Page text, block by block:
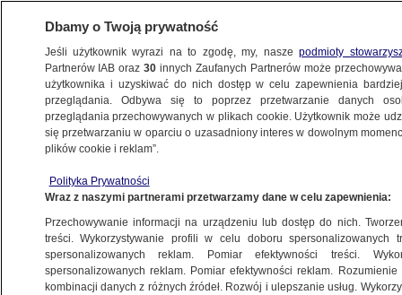
WARSZAWA
TARGÓWEK
z zarzutem usiłowania zabójstwa
Oprac.Dariusz Gałązka
8.05.2026, 11:48
Dbamy o Twoją prywatność
Jeśli użytkownik wyrazi na to zgodę, my, naszepodmioty
Partnerów IAB oraz30 innych Zaufanych Partnerów może
użytkownika i uzyskiwać do nich dostęp w celu zapewnienia
przeglądania. Odbywa się to poprzez przetwarzanie danych
przeglądania przechowywanych w plikach cookie. Użytkownik może
się przetwarzaniu w oparciu o uzasadniony interes w dowolnym
plików cookie i reklam”.
Polityka Prywatności
Wraz z naszymi partnerami przetwarzamy dane w celu zapewnienia:
Przechowywanie informacji na urządzeniu lub dostęp do nich.
treści. Wykorzystywanie profili w celu doboru spersonalizowanych
spersonalizowanych reklam. Pomiar efektywności treści.
spersonalizowanych reklam. Pomiar efektywności reklam.
kombinacji danych z różnych źródeł. Rozwój i ulepszanie usług.